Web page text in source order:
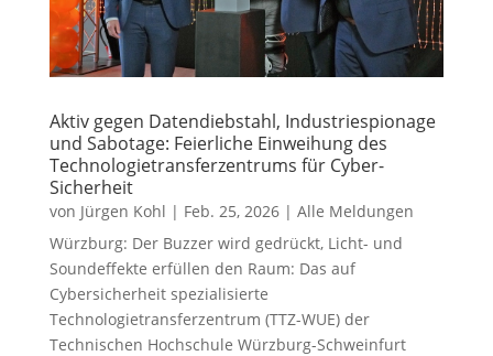
Aktiv gegen Datendiebstahl, Industriespionage
und Sabotage: Feierliche Einweihung des
Technologietransferzentrums für Cyber-
Sicherheit
von Jürgen Kohl | Feb. 25, 2026| Alle Meldungen
Würzburg: Der Buzzer wird gedrückt, Licht- und
Soundeffekte erfüllen den Raum: Das auf
Cybersicherheit spezialisierte
Technologietransferzentrum (TTZ-WUE) der
Technischen Hochschule Würzburg-Schweinfurt